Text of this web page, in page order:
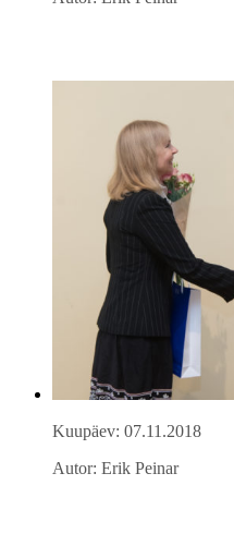
Kuupäev: 07.11.2018
Autor: Erik Peinar